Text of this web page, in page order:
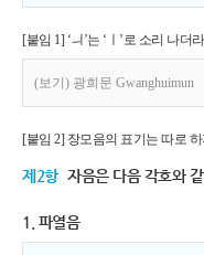
[붙임 1] ‘ㅢ’는 ‘ㅣ’로 소리 나더
(보기) 광희문 Gwanghuimun
[붙임 2] 장모음의 표기는 따로
제2항 자음은 다음 각호와
1. 파열음